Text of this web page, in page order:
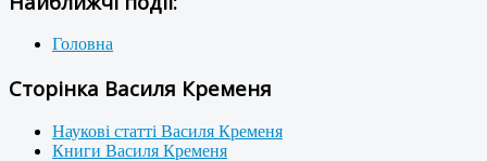
Головна
Сторінка Василя Кременя
Наукові статті Василя Кременя
Книги Василя Кременя